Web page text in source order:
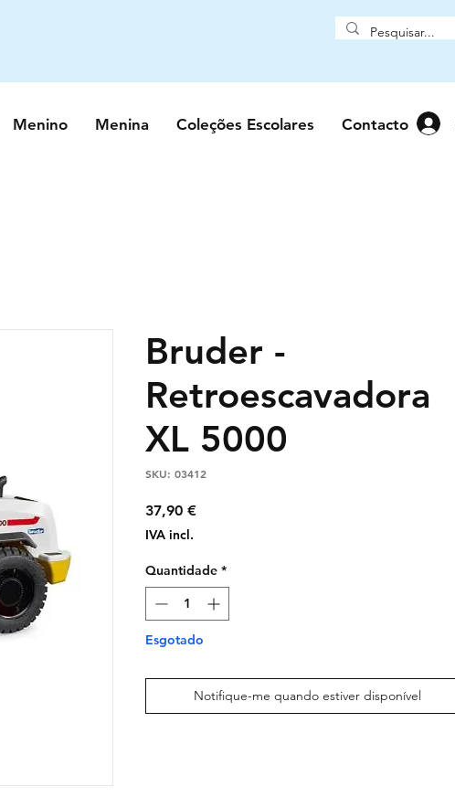
Menino Menina Coleções Escolares Contacto
Bruder -
Retroescavadora
XL 5000
SKU: 03412
37,90 €Preço
IVA incl.
Quantidade *
Esgotado
Notifique-me quando estiver disponível